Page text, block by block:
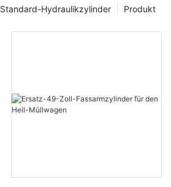
Produkt
Standard-Hydraulikzylinder